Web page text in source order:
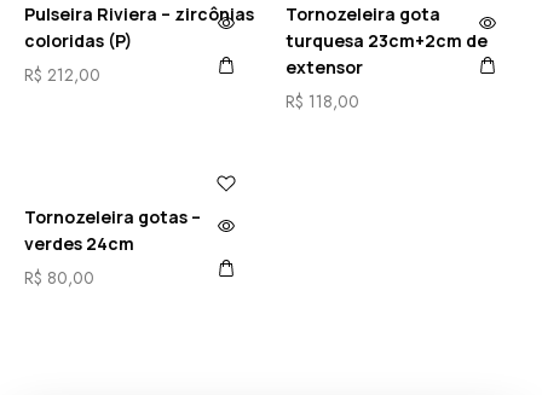
Pulseira Riviera – zircônias
coloridas (P)
R$ 212,00
Tornozeleira gota
turquesa 23cm+2cm de
extensor
R$ 118,00
Tornozeleira gotas –
verdes 24cm
R$ 80,00